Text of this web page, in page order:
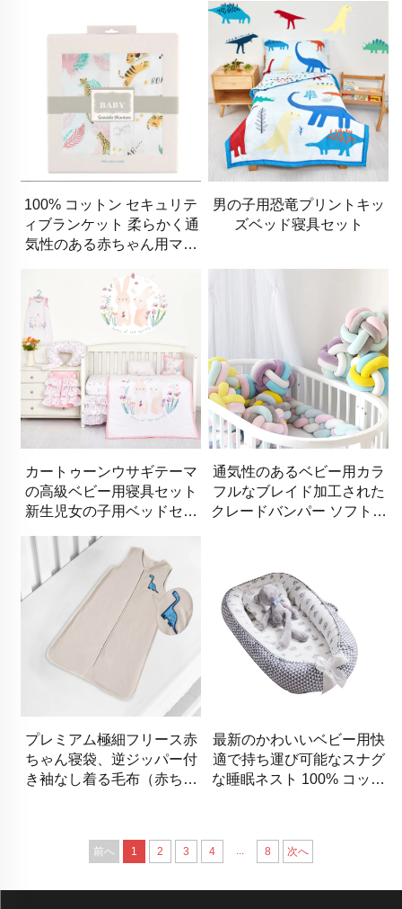
レード 該当するベビーネス
100% コットン セキュリテ
ィブランケット 柔らかく通
気性のある赤ちゃん用マス
男の子用恐竜プリントキッ
ズベッド寝具セット
カートゥーンウサギテーマ
の高級ベビー用寝具セット
新生児女の子用ベッドセッ
通気性のあるベビー用カラ
フルなブレイド加工された
クレードバンパー ソフトな
プレミアム極細フリース赤
ちゃん寝袋、逆ジッパー付
き袖なし着る毛布（赤ちゃ
最新のかわいいベビー用快
適で持ち運び可能なスナグ
な睡眠ネスト 100% コット
前へ 1 2 3 4 8 次へ